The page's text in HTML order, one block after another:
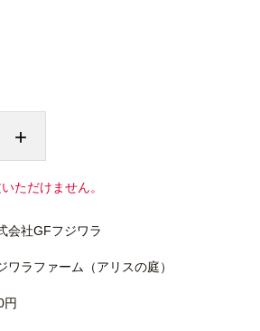
+
ただけません。
会社GFフジワラ
ワラファーム（アリスの庭）
円